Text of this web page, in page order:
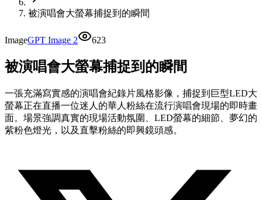
被演唱會大螢幕捕捉到的瞬間
ImageGPT Image 2 623
被演唱會大螢幕捕捉到的瞬間
一張充滿寫實感的演唱會紀錄片風格影像，捕捉到巨型LED大
螢幕正在直播一位迷人的華人粉絲在流行演唱會現場的即時畫
面。場景強調真實的現場活動氛圍、LED螢幕的細節、夢幻的
紫粉色燈光，以及直擊粉絲的即興鏡頭感。